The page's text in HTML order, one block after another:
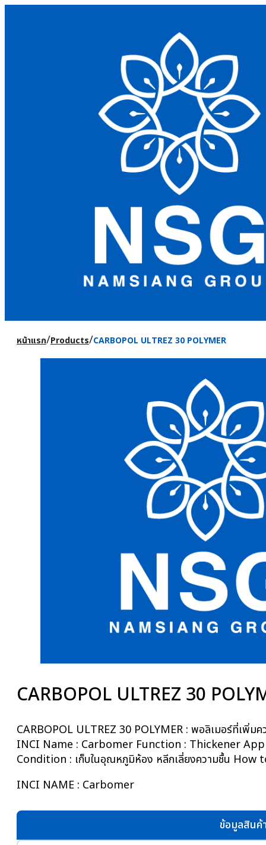
หน้าแรก/Products/CARBOPOL ULTREZ 30 POLYMER
CARBOPOL ULTREZ 30
CARBOPOL ULTREZ 30 POLYMER : พอลิเมอร์ที่เพิ่ม
INCI Name : Carbomer Function : Thickener
Condition : เก็บในอุณหภูมิห้อง หลีกเลี่ยงความชื้น
INCI NAME : Carbomer
ข้อมูลสินค้